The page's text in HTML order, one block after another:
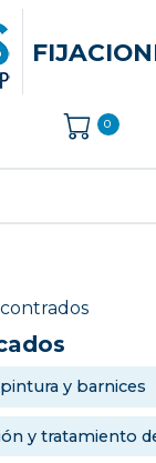
0
y barnices
y tratamiento